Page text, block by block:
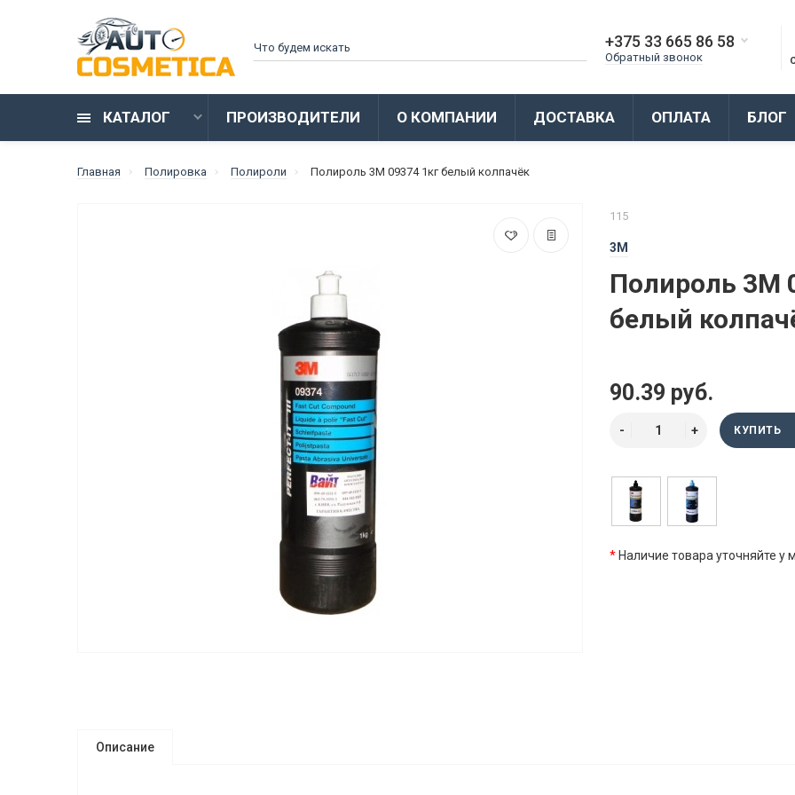
+375 33 665 86 58
Обратный звонок
КАТАЛОГ ПРОИЗВОДИТЕЛИ О КОМПАНИИ ДОСТАВКА ОПЛАТА БЛОГ
Главная Полировка Полироли Полироль 3M 09374 1кг белый колпачёк
115
3M
Полироль 3M
белый
90.39 руб.
КУПИТЬ
* Наличие товара уточняйте у
Описание